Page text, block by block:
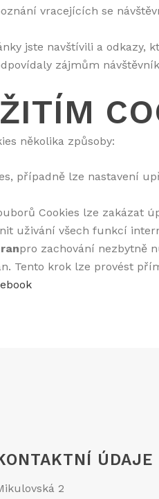
vracejících se
jste navštívili a odkazy,
zájmům
několika způsoby:
případně lze nastavení
Cookies lze zakázat
uživání všech funkcí
pro zachování nezbytně
Tento krok lze provést
ÚDAJE
2